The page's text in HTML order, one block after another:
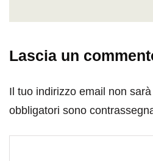
Lascia un
Il tuo indirizzo email non
obbligatori sono